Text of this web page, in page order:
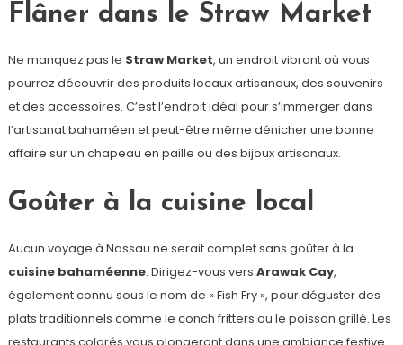
Flâner dans le Straw Market
Ne manquez pas le Straw Market, un endroit vibrant où vous
pourrez découvrir des produits locaux artisanaux, des souvenirs
et des accessoires. C’est l’endroit idéal pour s’immerger dans
l’artisanat bahaméen et peut-être même dénicher une bonne
affaire sur un chapeau en paille ou des bijoux artisanaux.
Goûter à la cuisine local
Aucun voyage à Nassau ne serait complet sans goûter à la
cuisine bahaméenne. Dirigez-vous vers Arawak Cay,
également connu sous le nom de « Fish Fry », pour déguster des
plats traditionnels comme le conch fritters ou le poisson grillé. Les